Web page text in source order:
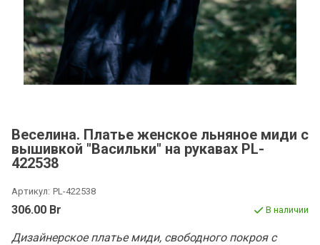
Веселина. Платье женское льняное миди с
вышивкой "Васильки" на рукавах PL-
422538
Артикул: PL-422538
306.00 Br В наличии
Дизайнерское платье миди, свободного покроя с